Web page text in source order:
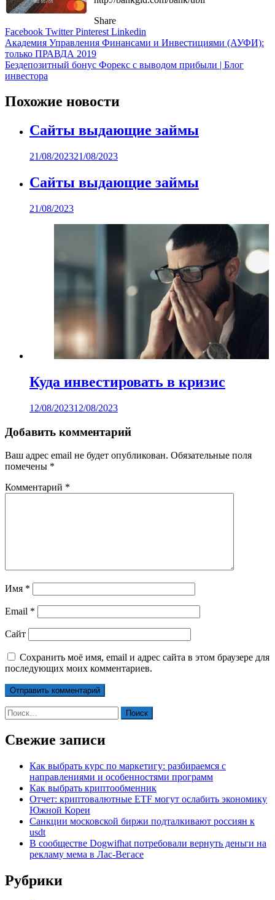
Share
Facebook TwitterPinterest Linkedin
Навигация
по
записям
Академия Управления Финансами и Инвестициями (АУФИ):
только ПРАВДА 2019
Бездепозитный бонус Форекс с выводом прибыли | Блог
инвестора
Похожие новости
Сайты выдающие займы
21/08/202321/08/2023
Сайты выдающие займы
21/08/2023
Куда инвестировать в кризис
12/08/202312/08/2023
Добавить комментарий
Ваш адрес email не будет опубликован. Обязательные поля
помечены *
Комментарий *
Имя *
Email *
Сайт
Сохранить моё имя, email и адрес сайта в этом браузере для
последующих моих комментариев.
Найти:
Свежие записи
Как выбрать курс по маркетигу: разбираемся с
направлениями и особенностями программ
Как выбрать криптообменник
Отчет: криптовалютные ETF могут ослабить экономику
Южной Кореи
Санкции московской биржи подталкивают россиян к
usdt
В сообществе Dogwifhat потребовали вернуть деньги на
рекламу мема в Лас-Вегасе
Рубрики